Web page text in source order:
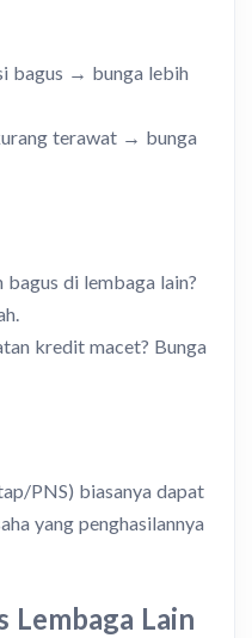
bagus → bunga lebih
terawat → bunga
di lembaga lain?
kredit macet? Bunga
PNS) biasanya dapat
yang penghasilannya
Lembaga Lain